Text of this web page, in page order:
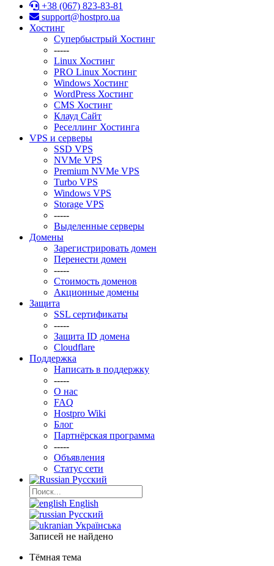
+38 (067) 823-83-81
support@hostpro.ua
Хостинг
Супербыстрый Хостинг
-----
Linux Хостинг
PRO Linux Хостинг
Windows Хостинг
WordPress Хостинг
CMS Хостинг
Клауд Сайт
Реселлинг Хостинга
VPS и серверы
SSD VPS
NVMe VPS
Premium NVMe VPS
Turbo VPS
Windows VPS
Stоrage VPS
-----
Выделенные серверы
Домены
Зарегистрировать домен
Перенести домен
-----
Стоимость доменов
Акционные домены
Защита
SSL сертификаты
-----
Защита ID домена
Clоudflare
Поддержка
Написать в поддержку
-----
О нас
FAQ
Hostpro Wiki
Блог
Партнёрская программа
-----
Объявления
Статус сети
Русский
English
Русский
Українська
Записей не найдено
Тёмная тема